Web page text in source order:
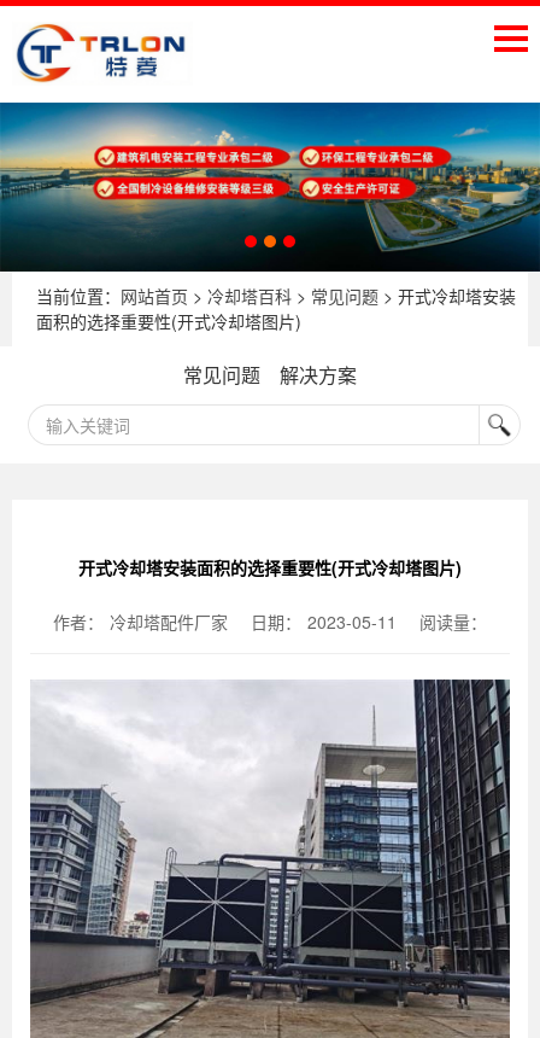
当前位置： 网站首页 > 冷却塔百科 > 常见问题 > 开式冷却塔安装
面积的选择重要性(开式冷却塔图片)
常见问题 解决方案
开式冷却塔安装面积的选择重要性(开式冷却塔图片)
作者： 冷却塔配件厂家 日期： 2023-05-11 阅读量：